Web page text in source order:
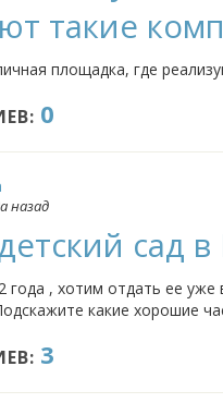
такие
площадка, где
0
назад
сад
года , хотим отдать ее уже
какие хорошие
3